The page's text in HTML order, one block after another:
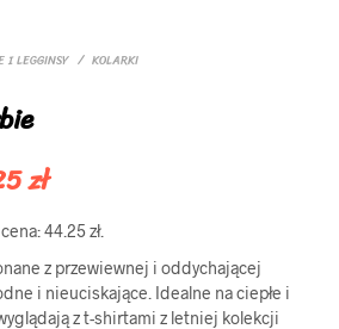
I LEGGINSY / KOLARKI
zł.
złAktualna
cena
wynosi:
44.25 zł.
44.25zł.
z przewiewnej i oddychającej
i nieuciskające. Idealne na ciepłe i
z t-shirtami z letniej kolekcji